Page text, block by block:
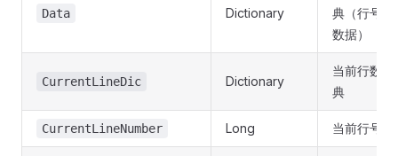
Data Dictionary
典（行号→
数据）
CurrentLineDic Dictionary
当前行数据
典
CurrentLineNumber Long 当前行号